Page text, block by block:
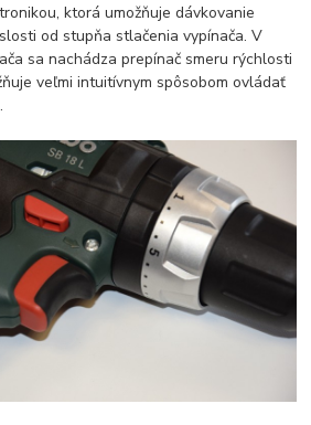
ktorá umožňuje dávkovanie
od stupňa stlačenia vypínača. V
sa nachádza prepínač smeru rýchlosti
veľmi intuitívnym spôsobom ovládať